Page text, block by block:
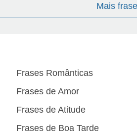
Mais
Frases Românticas
Frases de Amor
Frases de Atitude
Frases de Boa Tarde